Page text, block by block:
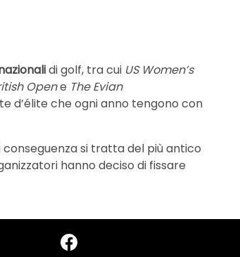
di golf, tra cui US Women’s
Opene The Evian
d’élite che ogni anno tengono con
conseguenza si tratta del più antico
hanno deciso di fissare